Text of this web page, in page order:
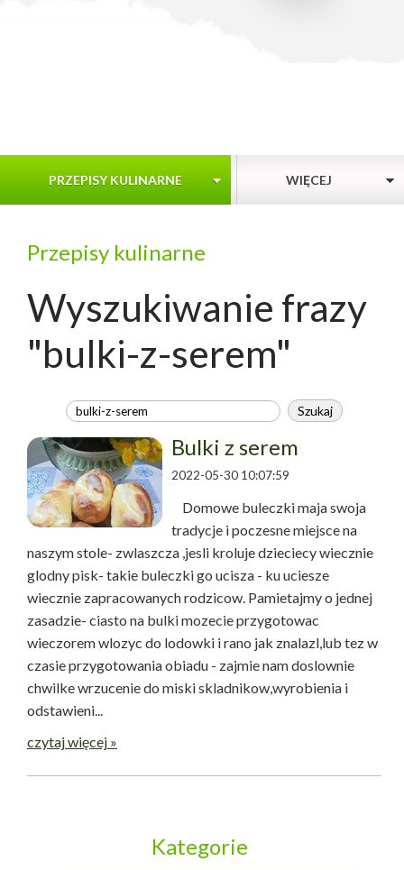
PRZEPISY KULINARNE WIĘCEJ
Przepisy kulinarne
Wyszukiwanie frazy
"bulki-z-serem"
Bulki z serem
2022-05-30 10:07:59
Domowe buleczki maja swoja
tradycje i poczesne miejsce na
naszym stole- zwlaszcza ,jesli kroluje dzieciecy wiecznie
glodny pisk- takie buleczki go ucisza - ku uciesze
wiecznie zapracowanych rodzicow. Pamietajmy o jednej
zasadzie- ciasto na bulki mozecie przygotowac
wieczorem wlozyc do lodowki i rano jak znalazl,lub tez w
czasie przygotowania obiadu - zajmie nam doslownie
chwilke wrzucenie do miski skladnikow,wyrobienia i
odstawieni...
czytaj więcej »
Kategorie